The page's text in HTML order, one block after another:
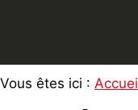
Vous êtes ici :